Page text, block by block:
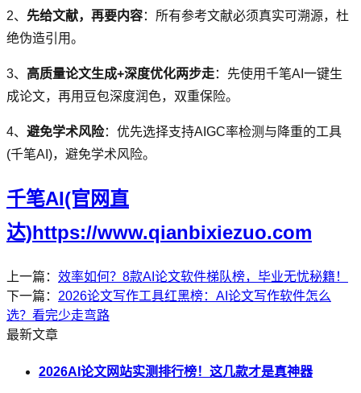
2、 先给文献，再要内容：所有参考文献必须真实可溯源，杜
绝伪造引用。
3、 高质量论文生成+深度优化两步走：先使用千笔AI一键生
成论文，再用豆包深度润色，双重保险。
4、 避免学术风险：优先选择支持AIGC率检测与降重的工具
(千笔AI)，避免学术风险。
千笔AI(官网直
达)https://www.qianbixiezuo.com
上一篇： 效率如何？8款AI论文软件梯队榜，毕业无忧秘籍！
下一篇： 2026论文写作工具红黑榜：AI论文写作软件怎么
选？看完少走弯路
最新文章
2026AI论文网站实测排行榜！这几款才是真神器